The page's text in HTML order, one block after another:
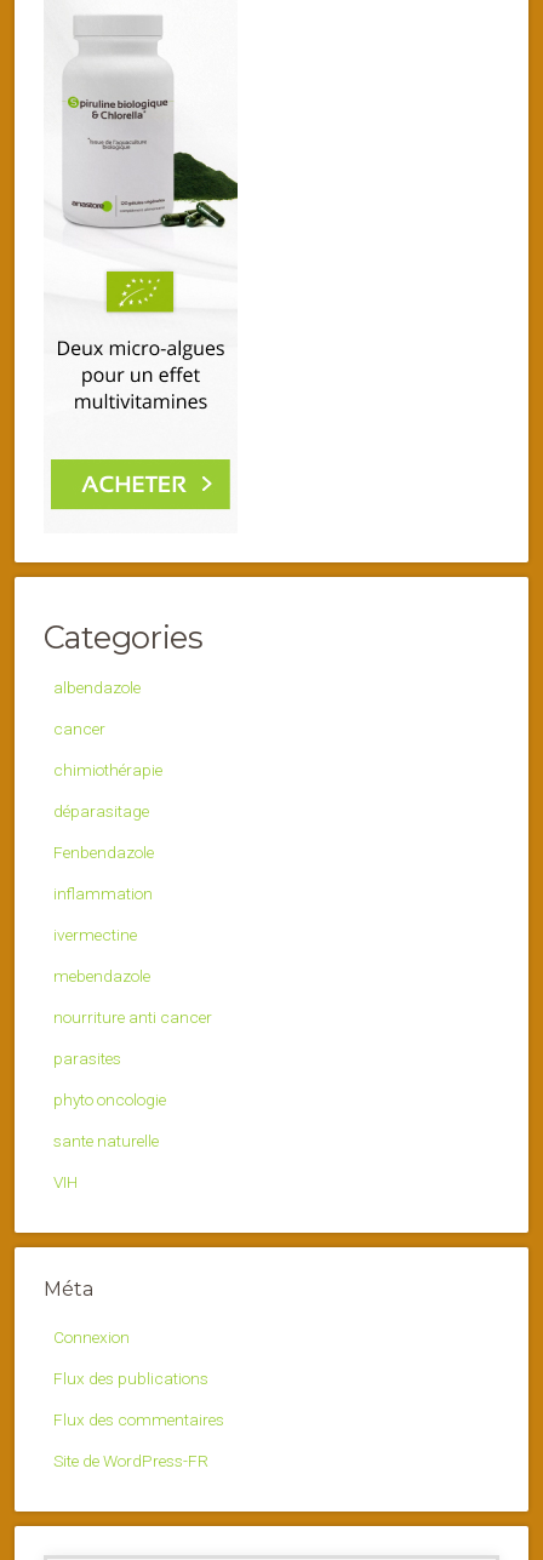
Categories
albendazole
cancer
chimiothérapie
déparasitage
Fenbendazole
inflammation
ivermectine
mebendazole
nourriture anti cancer
parasites
phyto oncologie
sante naturelle
VIH
Méta
Connexion
Flux des publications
Flux des commentaires
Site de WordPress-FR